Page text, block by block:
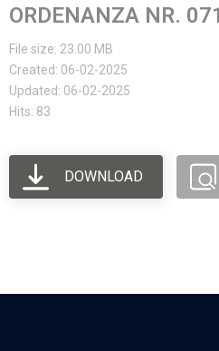
ORDENANZA NR.
File size: 23.00 MB
Created: 06-02-2025
Updated: 06-02-2025
Hits: 83
DOWNLOAD